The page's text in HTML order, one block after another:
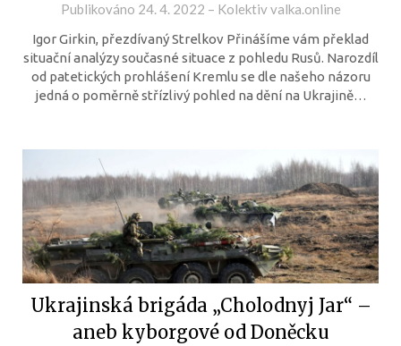
Publikováno 24. 4. 2022 – Kolektiv valka.online
Igor Girkin, přezdívaný Strelkov Přinášíme vám překlad
situační analýzy současné situace z pohledu Rusů. Narozdíl
od patetických prohlášení Kremlu se dle našeho názoru
jedná o poměrně střízlivý pohled na dění na Ukrajině…
Ukrajinská brigáda „Cholodnyj Jar“ –
aneb kyborgové od Doněcku